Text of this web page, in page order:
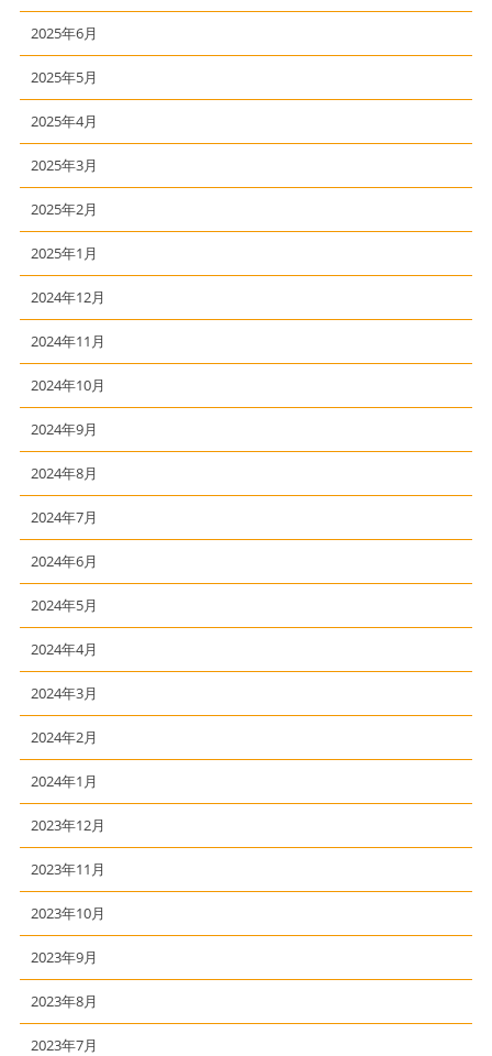
2025年6月
2025年5月
2025年4月
2025年3月
2025年2月
2025年1月
2024年12月
2024年11月
2024年10月
2024年9月
2024年8月
2024年7月
2024年6月
2024年5月
2024年4月
2024年3月
2024年2月
2024年1月
2023年12月
2023年11月
2023年10月
2023年9月
2023年8月
2023年7月